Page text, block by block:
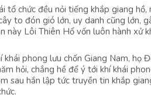
chức đều nỏi tiếng khắp giang
to đón gió lớn, uy danh cũng lớn,
này Lôi Thiên Hổ vốn luôn hành xử
phong lưu chốn Giang Nam, họ
hỏi, chẳng hề để ý tới khí khái
sau hắn lập tức truyền tin khắp